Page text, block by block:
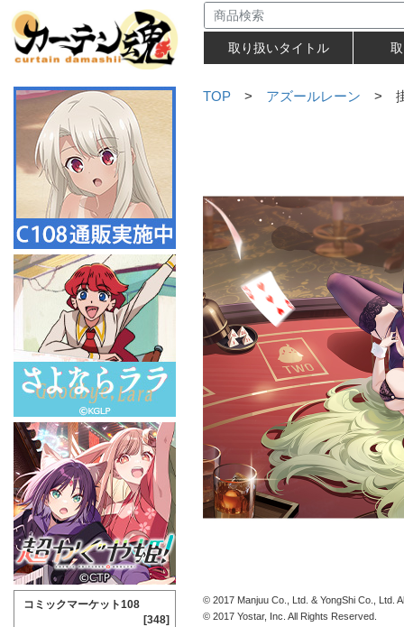
取り扱いタイトル
TOP > アズールレーン > 掛
© 2017 Manjuu Co., Ltd. & YongShi Co., Ltd.
© 2017 Yostar, Inc. All Rights Reserved.
コミックマーケット108
[348]